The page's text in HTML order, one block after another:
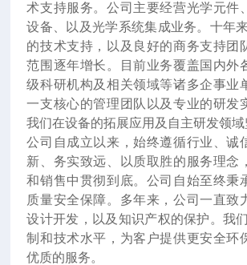
术支持服务。公司主要经营光学元件
设备、以及光学系统集成业务。十年
的技术支持，以及良好的商务支持团
范围逐年增长。目前业务覆盖国内外
级科研机构及相关领域等诸多企事业
一支核心的管理团队以及专业的研发
我们在设备的拓展应用及自主研发领域
公司自成立以来，始终遵循行业、诚
新、务实致远、以质取胜的服务理念
和销售中贯彻到底。公司自始至终秉
质量安全保障。多年来，公司一直致
设计开发，以及知识产权的保护。我
制和技术水平，为客户提供更安全环
优质的服务。